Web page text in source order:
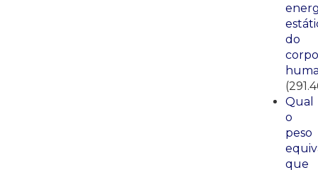
do
corpo
Qual
o
peso
que